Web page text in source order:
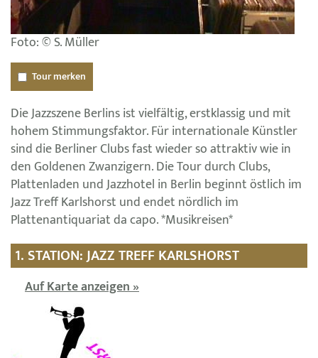
Foto: © S. Müller
Tour merken
Die Jazzszene Berlins ist vielfältig, erstklassig und mit
hohem Stimmungsfaktor. Für internationale Künstler
sind die Berliner Clubs fast wieder so attraktiv wie in
den Goldenen Zwanzigern. Die Tour durch Clubs,
Plattenladen und Jazzhotel in Berlin beginnt östlich im
Jazz Treff Karlshorst und endet nördlich im
Plattenantiquariat da capo. *Musikreisen*
1. STATION: JAZZ TREFF KARLSHORST
Auf Karte anzeigen »